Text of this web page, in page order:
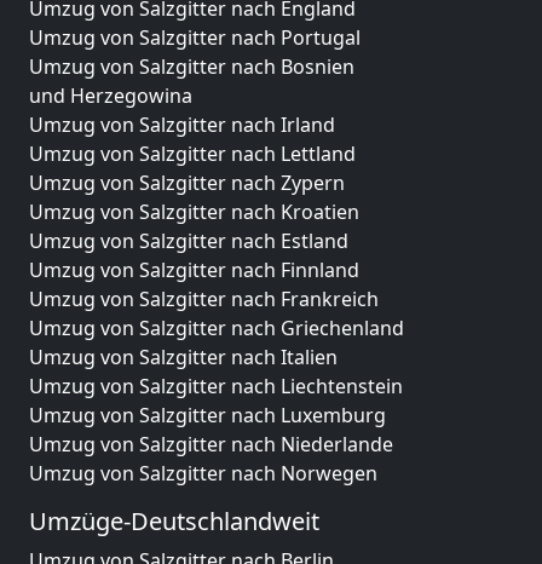
Umzug von Salzgitter nach England
Umzug von Salzgitter nach Portugal
Umzug von Salzgitter nach Bosnien
und Herzegowina
Umzug von Salzgitter nach Irland
Umzug von Salzgitter nach Lettland
Umzug von Salzgitter nach Zypern
Umzug von Salzgitter nach Kroatien
Umzug von Salzgitter nach Estland
Umzug von Salzgitter nach Finnland
Umzug von Salzgitter nach Frankreich
Umzug von Salzgitter nach Griechenland
Umzug von Salzgitter nach Italien
Umzug von Salzgitter nach Liechtenstein
Umzug von Salzgitter nach Luxemburg
Umzug von Salzgitter nach Niederlande
Umzug von Salzgitter nach Norwegen
Umzüge-Deutschlandweit